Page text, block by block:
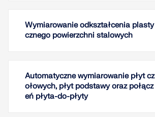
Wymiarowanie odkształcenia plasty
cznego powierzchni stalowych
Automatyczne wymiarowanie płyt cz
ołowych, płyt podstawy oraz połącz
eń płyta-do-płyty